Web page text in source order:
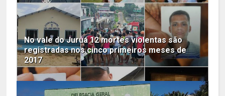
No vale do Juruá 12 mortes violentas são
registradas nos cinco primeiros meses de
2017